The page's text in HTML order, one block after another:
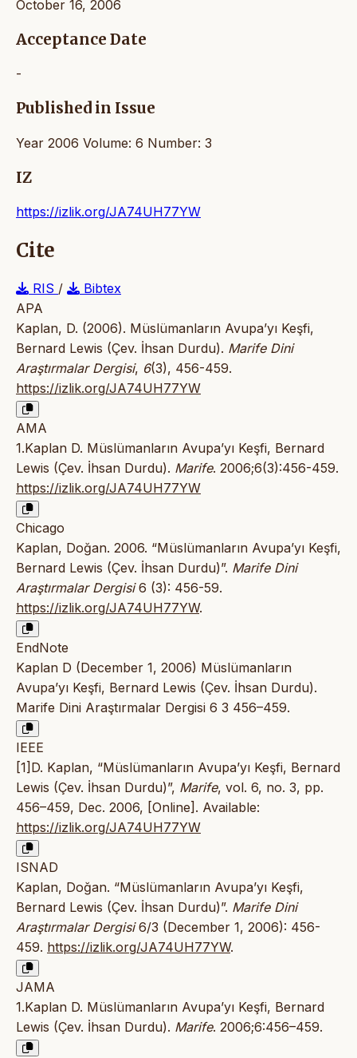
October 16, 2006
Acceptance Date
-
Published in Issue
Year 2006 Volume: 6 Number: 3
IZ
https://izlik.org/JA74UH77YW
Cite
RIS /
Bibtex
APA
Kaplan, D. (2006). Müslümanların Avupa’yı Keşfi,
Bernard Lewis (Çev. İhsan Durdu). Marife Dini
Araştırmalar Dergisi, 6(3), 456-459.
https://izlik.org/JA74UH77YW
AMA
1.Kaplan D. Müslümanların Avupa’yı Keşfi, Bernard
Lewis (Çev. İhsan Durdu). Marife. 2006;6(3):456-459.
https://izlik.org/JA74UH77YW
Chicago
Kaplan, Doğan. 2006. “Müslümanların Avupa’yı Keşfi,
Bernard Lewis (Çev. İhsan Durdu)”. Marife Dini
Araştırmalar Dergisi6 (3): 456-59.
https://izlik.org/JA74UH77YW.
EndNote
Kaplan D (December 1, 2006) Müslümanların
Avupa’yı Keşfi, Bernard Lewis (Çev. İhsan Durdu).
Marife Dini Araştırmalar Dergisi 6 3 456–459.
IEEE
[1]D. Kaplan, “Müslümanların Avupa’yı Keşfi, Bernard
Lewis (Çev. İhsan Durdu)”, Marife, vol. 6, no. 3, pp.
456–459, Dec. 2006, [Online]. Available:
https://izlik.org/JA74UH77YW
ISNAD
Kaplan, Doğan. “Müslümanların Avupa’yı Keşfi,
Bernard Lewis (Çev. İhsan Durdu)”. Marife Dini
Araştırmalar Dergisi6/3 (December 1, 2006): 456-
459. https://izlik.org/JA74UH77YW.
JAMA
1.Kaplan D. Müslümanların Avupa’yı Keşfi, Bernard
Lewis (Çev. İhsan Durdu). Marife. 2006;6:456–459.